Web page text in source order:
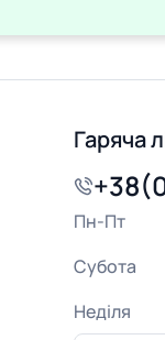
Гаряча
Пн-Пт
Субота
Неділя